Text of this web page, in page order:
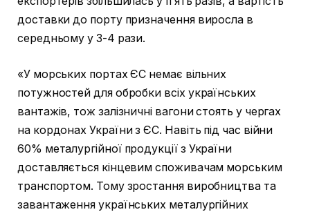
доставки до порту призначення виросла в
середньому у 3-4 рази.
«У морських портах ЄС немає вільних
потужностей для обробки всіх українських
вантажів, тож залізничні вагони стоять у чергах
на кордонах України з ЄС. Навіть під час війни
60% металургійної продукції з України
доставляється кінцевим споживачам морським
транспортом. Тому зростання виробництва та
завантаження українських металургійних